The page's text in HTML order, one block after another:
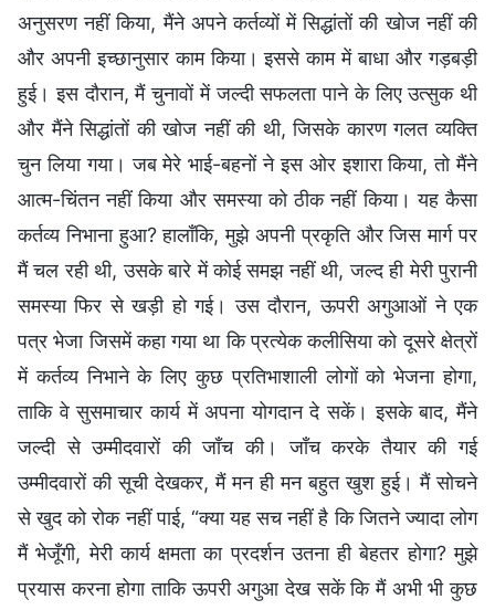
अनुसरण नहीं किया, मैंने अपने कर्तव्यों में सिद्धांतों की खोज नहीं की
और अपनी इच्छानुसार काम किया। इससे काम में बाधा और गड़बड़ी
हुई। इस दौरान, मैं चुनावों में जल्दी सफलता पाने के लिए उत्सुक थी
और मैंने सिद्धांतों की खोज नहीं की थी, जिसके कारण गलत व्यक्ति
चुन लिया गया। जब मेरे भाई-बहनों ने इस ओर इशारा किया, तो मैंने
आत्म-चिंतन नहीं किया और समस्या को ठीक नहीं किया। यह कैसा
कर्तव्य निभाना हुआ? हालाँकि, मुझे अपनी प्रकृति और जिस मार्ग पर
मैं चल रही थी, उसके बारे में कोई समझ नहीं थी, जल्द ही मेरी पुरानी
समस्या फिर से खड़ी हो गई। उस दौरान, ऊपरी अगुआओं ने एक
पत्र भेजा जिसमें कहा गया था कि प्रत्येक कलीसिया को दूसरे क्षेत्रों
में कर्तव्य निभाने के लिए कुछ प्रतिभाशाली लोगों को भेजना होगा,
ताकि वे सुसमाचार कार्य में अपना योगदान दे सकें। इसके बाद, मैंने
जल्दी से उम्मीदवारों की जाँच की। जाँच करके तैयार की गई
उम्मीदवारों की सूची देखकर, मैं मन ही मन बहुत खुश हुई। मैं सोचने
से खुद को रोक नहीं पाई, “क्या यह सच नहीं है कि जितने ज्यादा लोग
मैं भेजूँगी, मेरी कार्य क्षमता का प्रदर्शन उतना ही बेहतर होगा? मुझे
प्रयास करना होगा ताकि ऊपरी अगुआ देख सकें कि मैं अभी भी कुछ